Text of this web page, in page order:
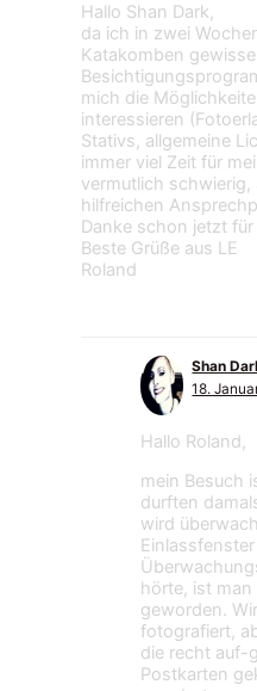
Hallo Shan Dark,
da ich in zwei
Katakomben
mich die
interessieren
Stativs, allgemeine
immer viel Zeit für
vermutlich schwierig,
hilfreichen
Danke schon jetzt
Beste Grüße aus LE
Roland
Shan
18.
Hallo Roland,
mein Besuch
durften
wird
hörte, ist
geworden.
fotografiert,
die recht auf-
Postkarten